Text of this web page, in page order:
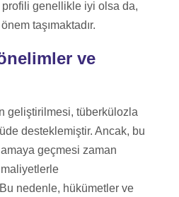
genellikle iyi olsa da,
taşımaktadır.
ve
geliştirilmesi, tüberkülozla
desteklemiştir. Ancak, bu
geçmesi zaman
nedenle, hükümetler ve